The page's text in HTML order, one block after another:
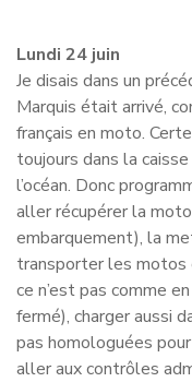
Lundi 24 juin
Je disais dans un
Marquis était arrivé,
français en moto.
toujours dans la
l’océan. Donc
aller récupérer la
embarquement), la
transporter les
ce n’est pas comme
fermé), charger aussi
pas homologuées
aller aux contrôles